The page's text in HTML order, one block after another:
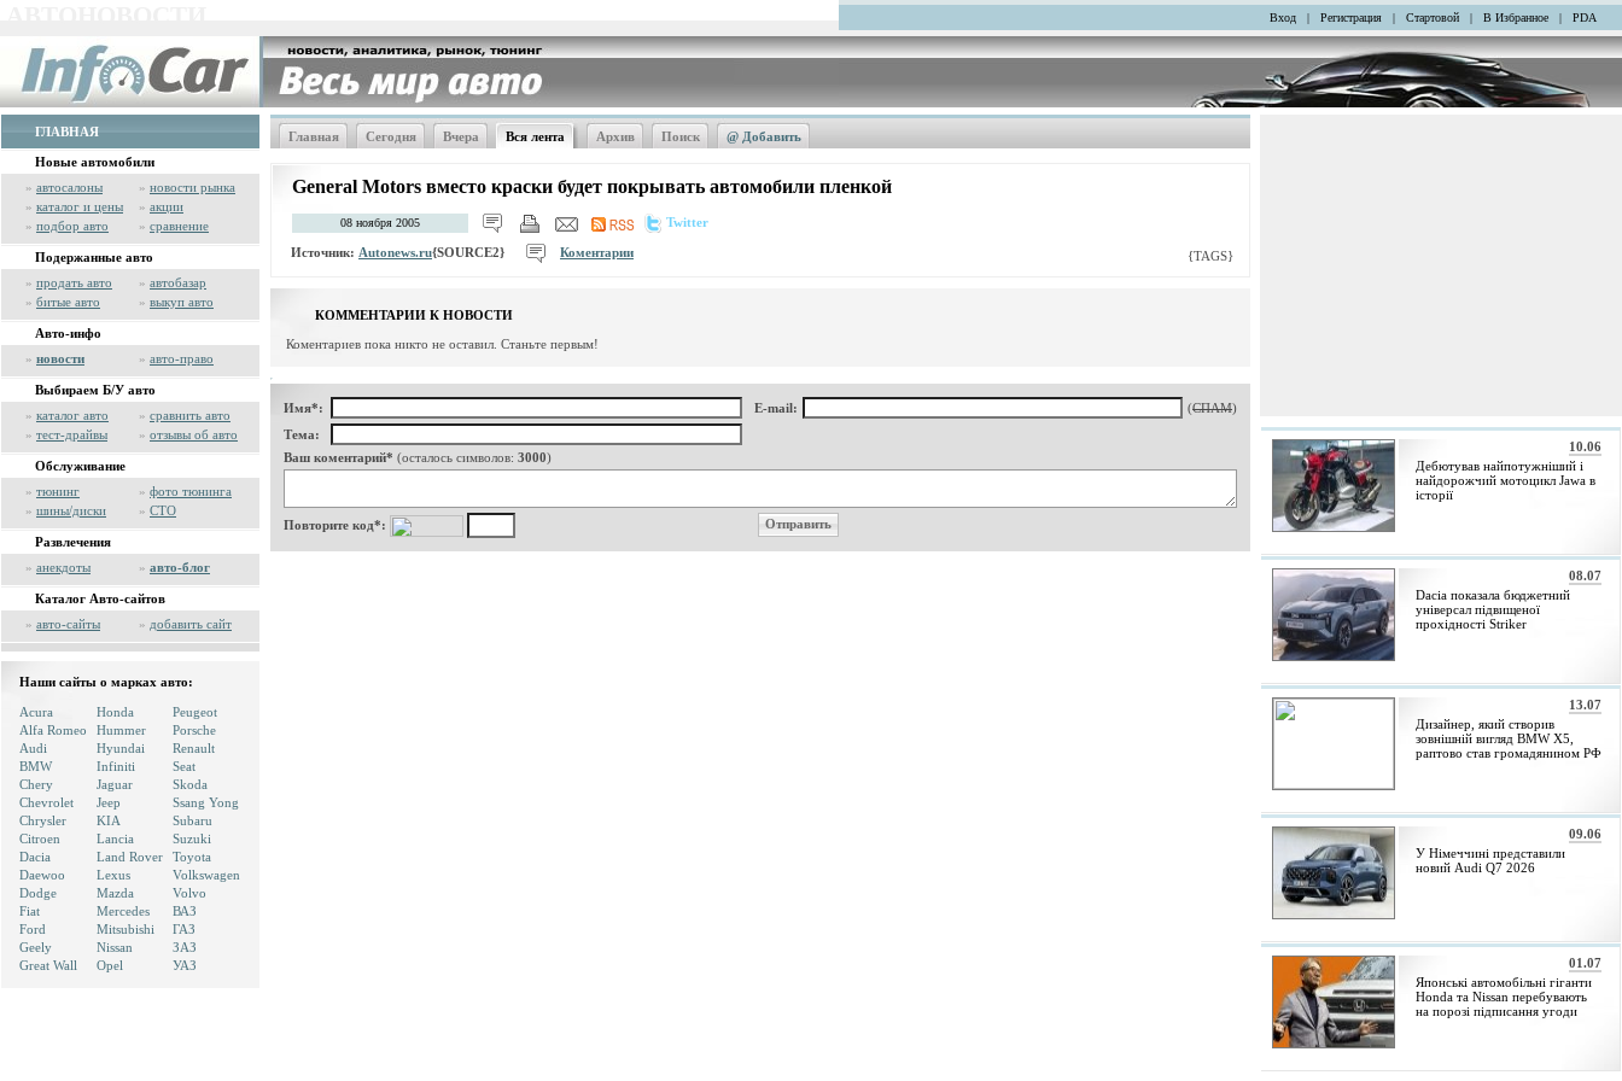
Вход | Регистрация | Стартовой | В Избранное | PDA
ГЛАВНАЯ
Новые автомобили
» автосалоны » новости рынка
» каталог и цены » акции
» подбор авто » сравнение
Подержанные авто
» продать авто » автобазар
» битые авто » выкуп авто
Авто-инфо
» новости » авто-право
Выбираем Б/У авто
» каталог авто » сравнить авто
» тест-драйвы » отзывы об авто
Обслуживание
» тюнинг » фото тюнинга
» шины/диски » СТО
Развлечения
» анекдоты » авто-блог
Каталог Авто-сайтов
» авто-сайты » добавить сайт
Наши сайты о марках авто:
Acura
Alfa Romeo
Audi
BMW
Chery
Chevrolet
Chrysler
Citroen
Dacia
Daewoo
Dodge
Fiat
Ford
Geely
Great Wall
Honda
Hummer
Hyundai
Infiniti
Jaguar
Jeep
KIA
Lancia
Land Rover
Lexus
Mazda
Mercedes
Mitsubishi
Nissan
Opel
Peugeot
Porsche
Renault
Seat
Skoda
Ssang Yong
Subaru
Suzuki
Toyota
Volkswagen
Volvo
ВАЗ
ГАЗ
ЗАЗ
УАЗ
Главная Сегодня Вчера Вся лента Архив Поиск @ Добавить
General Motors вместо краски будет покрывать автомобили пленкой
08 ноября 2005 Twitter
Источник: Autonews.ru{SOURCE2} Коментарии {TAGS}
КОММЕНТАРИИ К НОВОСТИ
Коментариев пока никто не оставил. Станьте первым!
Имя*: E-mail: (СПАМ)
Тема:
Ваш коментарий* (осталось символов: 3000)
Повторите код*:
10.06
Дебютував найпотужніший і
найдорожчий мотоцикл Jawa в
історії
08.07
Dacia показала бюджетний
універсал підвищеної
прохідності Striker
13.07
Дизайнер, який створив
зовнішній вигляд BMW X5,
раптово став громадянином РФ
09.06
У Німеччині представили
новий Audi Q7 2026
01.07
Японські автомобільні гіганти
Honda та Nissan перебувають
на порозі підписання угоди